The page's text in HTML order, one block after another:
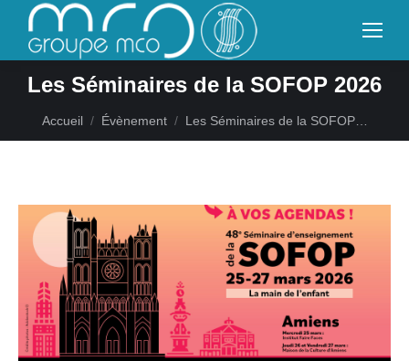
Les Séminaires de la SOFOP 2026
Vous êtes ici :
Accueil Évènement Les Séminaires de la SOFOP…